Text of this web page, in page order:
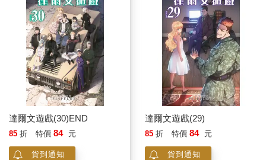
達爾文遊戲(30)END
85 折 特價 84 元
貨到通知
達爾文遊戲(29)
85 折 特價 84 元
貨到通知